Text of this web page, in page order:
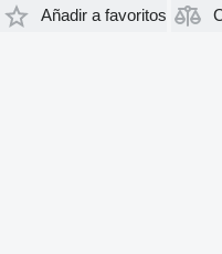
Añadir a favoritos